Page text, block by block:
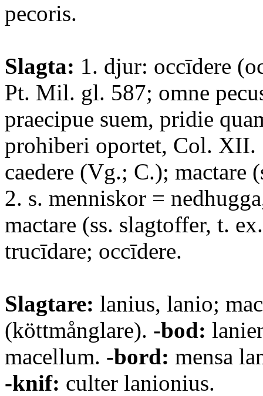
pecoris.
Slagta: 1. djur: occīdere
Pt. Mil. gl. 587; omne
praecipue suem, pridie
prohiberi oportet, Col.
caedere (Vg.; C.);
2. s. menniskor =
mactare (ss. slagtoffer, t.
trucīdare; occīdere.
Slagtare: lanius, lanio;
(köttmånglare). -bod:
macellum. -bord: mensa
-knif: culter lanionius.